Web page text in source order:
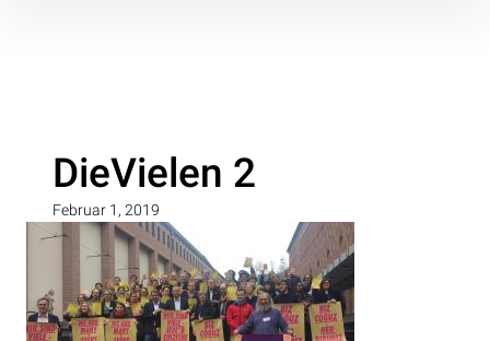
DieVielen 2
Februar 1, 2019